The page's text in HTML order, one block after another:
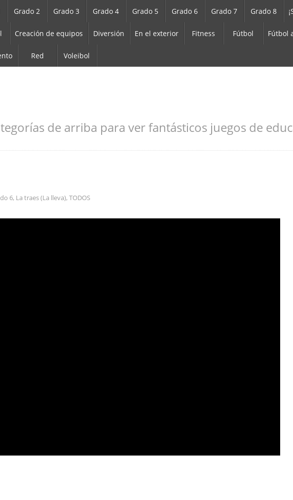
Grado 2 Grado 3 Grado 4 Grado 5 Grado 6 Grado 7 Grado 8
Creación de equipos Diversión En el exterior Fitness Fútbol Fútbol
Red Voleibol
de arriba para ver fantásticos juegos de
6, La traes (La lleva), TODOS